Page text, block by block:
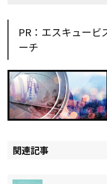
PR：エスキュービ
ーチ
関連記事